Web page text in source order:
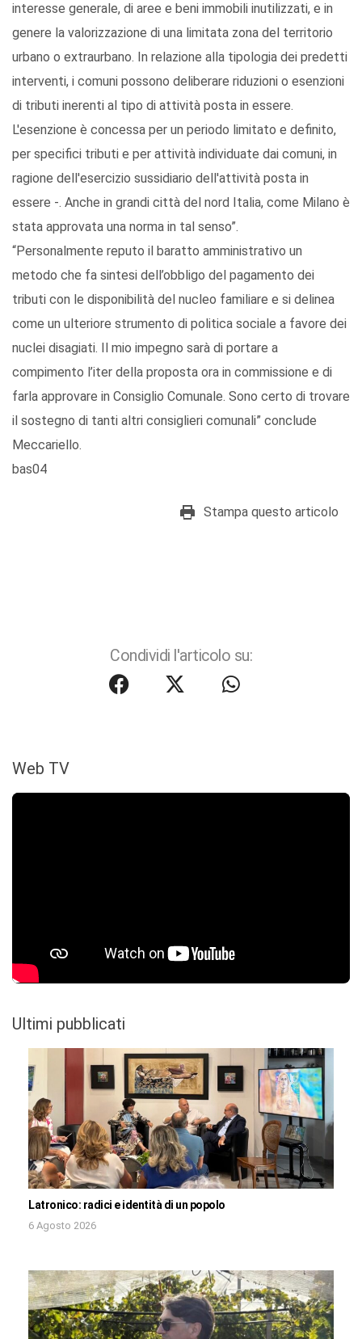
interesse generale, di aree e beni immobili inutilizzati, e in
genere la valorizzazione di una limitata zona del territorio
urbano o extraurbano. In relazione alla tipologia dei predetti
interventi, i comuni possono deliberare riduzioni o esenzioni
di tributi inerenti al tipo di attività posta in essere.
L'esenzione è concessa per un periodo limitato e definito,
per specifici tributi e per attività individuate dai comuni, in
ragione dell'esercizio sussidiario dell'attività posta in
essere -. Anche in grandi città del nord Italia, come Milano è
stata approvata una norma in tal senso”.
“Personalmente reputo il baratto amministrativo un
metodo che fa sintesi dell’obbligo del pagamento dei
tributi con le disponibilità del nucleo familiare e si delinea
come un ulteriore strumento di politica sociale a favore dei
nuclei disagiati. Il mio impegno sarà di portare a
compimento l’iter della proposta ora in commissione e di
farla approvare in Consiglio Comunale. Sono certo di trovare
il sostegno di tanti altri consiglieri comunali” conclude
Meccariello.
bas04
Stampa questo articolo
Condividi l'articolo su:
Web TV
Ultimi pubblicati
Latronico: radici e identità di un popolo
6 Agosto 2026